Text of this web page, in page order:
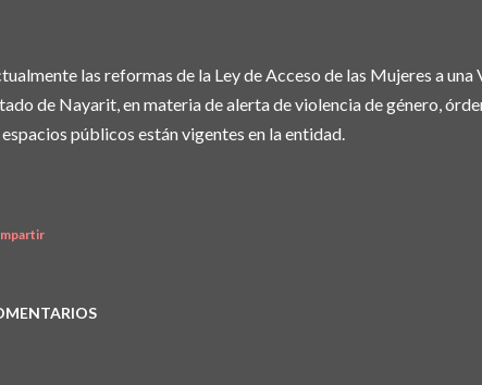
las reformas de la Ley de Acceso de las Mujeres a
de Nayarit, en materia de alerta de violencia de género,
espacios públicos están vigentes en la entidad.